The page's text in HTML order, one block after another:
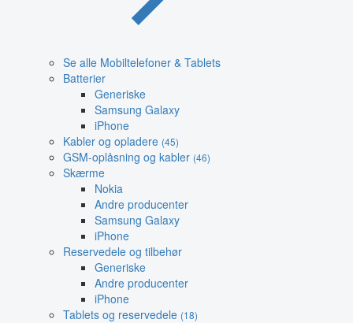
Se alle Mobiltelefoner & Tablets
Batterier
Generiske
Samsung Galaxy
iPhone
Kabler og opladere (45)
GSM-oplåsning og kabler (46)
Skærme
Nokia
Andre producenter
Samsung Galaxy
iPhone
Reservedele og tilbehør
Generiske
Andre producenter
iPhone
Tablets og reservedele (18)